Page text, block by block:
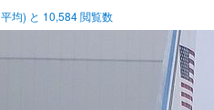
平均) と 10,584閲覧数